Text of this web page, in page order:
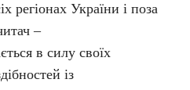
регіонах України і поза
–
в силу своїх
із